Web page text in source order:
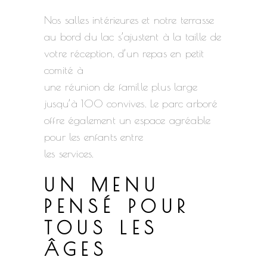
Nos salles intérieures et notre terrasse
au bord du lac s’ajustent à la taille de
votre réception, d’un repas en petit
comité à
une réunion de famille plus large
jusqu’à 100 convives. Le parc arboré
offre également un espace agréable
pour les enfants entre
les services.
UN MENU
PENSÉ POUR
TOUS LES
ÂGES